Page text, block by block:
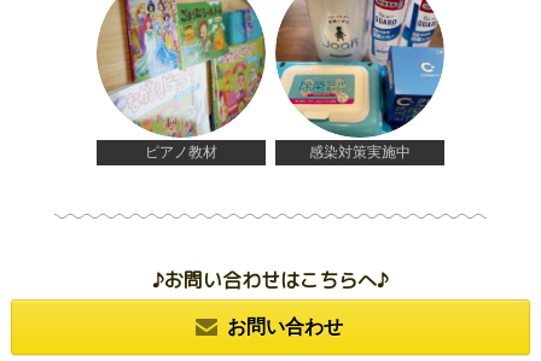
ピアノ教材 感染対策実施中
♪お問い合わせはこちらへ♪
お問い合わせ